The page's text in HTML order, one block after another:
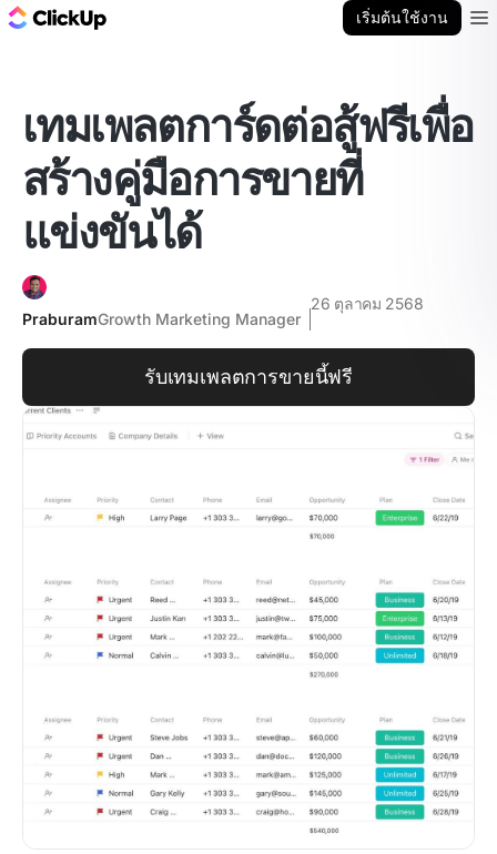
เริ่มต้นใช้งาน
เทมเพลตการ์ดต่อสู้ฟรีเพื่อ
สร้างคู่มือการขายที่
แข่งขันได้
PraburamGrowth Marketing Manager
26 ตุลาคม 2568
รับเทมเพลตการขายนี้ฟรี